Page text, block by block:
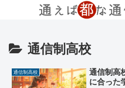
通信制高校
通信制高校
通信制高
に合った